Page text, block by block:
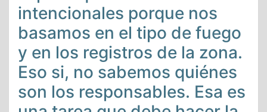
intencionales porque nos
basamos en el tipo de fuego
y en los registros de la zona.
Eso si, no sabemos quiénes
son los responsables. Esa es